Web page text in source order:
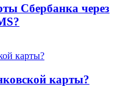
Сбербанка через
карты?